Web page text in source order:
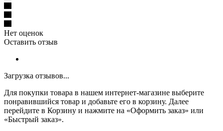
Нет оценок
Оставить отзыв
Загрузка отзывов...
Для покупки товара в нашем интернет-магазине выберите
понравившийся товар и добавьте его в корзину. Далее
перейдите в Корзину и нажмите на «Оформить заказ» или
«Быстрый заказ».